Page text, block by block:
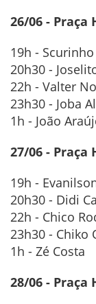
26/06 - Praça
19h -
20h30 -
22h - Valter
23h30 - Joba
1h - João
27/06 - Praça
19h -
20h30 - Didi
22h - Chico
23h30 - Chiko
1h - Zé Costa
28/06 - Praça